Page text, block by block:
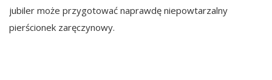
jubiler może przygotować naprawdę niepowtarzalny
pierścionek zaręczynowy.